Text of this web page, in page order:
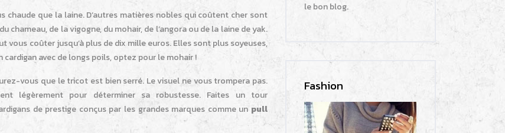
que la laine. D’autres matières nobles qui coûtent cher sont
chameau, de la vigogne, du mohair, de l’angora ou de la laine de yak.
coûter jusqu’à plus de dix mille euros. Elles sont plus soyeuses,
avec de longs poils, optez pour le mohair !
vous que le tricot est bien serré. Le visuel ne vous trompera pas.
légèrement pour déterminer sa robustesse. Faites un tour
de prestige conçus par les grandes marques comme un pull
le bon blog.
Fashion